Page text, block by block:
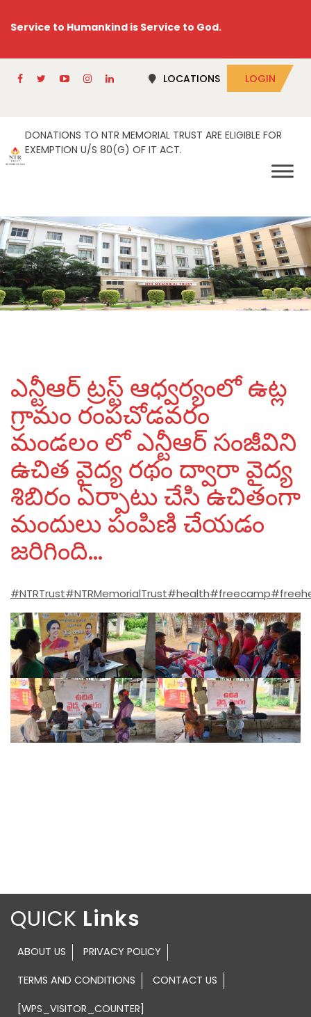
Service to Humankind is Service to God.
LOCATIONS LOGIN
DONATIONS TO NTR MEMORIAL TRUST ARE ELIGIBLE FOR
EXEMPTION U/S 80(G) OF IT ACT.
ఎన్టీఆర్ ట్రస్ట్ ఆధ్వర్యంలో ఉట్ల
గ్రామం రంపచోడవరం
మండలం లో ఎన్టీఆర్ సంజీవిని
ఉచిత వైద్య రథం ద్వారా వైద్య
శిబిరం ఏర్పాటు చేసి ఉచితంగా
మందులు పంపిణి చేయడం
జరిగింది…
#NTRTrust#NTRMemorialTrust#health#freecamp
QUICK
ABOUT US PRIVACY POLICY
TERMS AND CONDITIONS CONTACT US
[WPS_VISITOR_COUNTER]